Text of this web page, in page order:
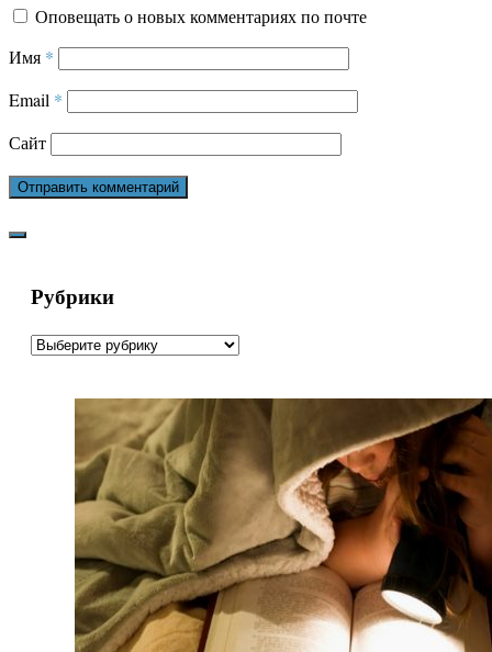
Оповещать о новых комментариях по почте
Имя *
Email *
Сайт
Рубрики
Рубрики